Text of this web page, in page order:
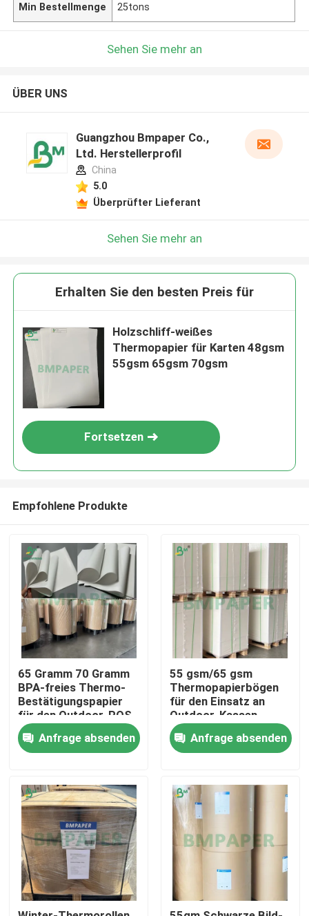
Startseite
Produkte
Über uns
Min Bestellmenge 25tons
Sehen Sie mehr an
ÜBER UNS
Guangzhou Bmpaper Co.,
Ltd. Herstellerprofil
China
5.0
Überprüfter Lieferant
Sehen Sie mehr an
Erhalten Sie den besten Preis für
Holzschliff-weißes
Thermopapier für Karten 48gsm
55gsm 65gsm 70gsm
Fortsetzen
Empfohlene Produkte
65 Gramm 70 Gramm
BPA-freies Thermo-
Bestätigungspapier
für den Outdoor-POS
800 mm 900 mm
Anfrage absenden
55 gsm/65 gsm
Thermopapierbögen
für den Einsatz an
Outdoor-Kassen
Anfrage absenden